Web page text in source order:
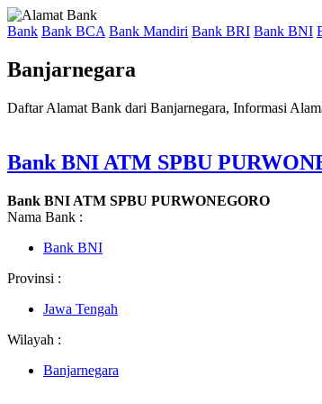
Bank Bank BCA Bank Mandiri Bank BRI Bank BNI
Banjarnegara
Daftar Alamat Bank dari Banjarnegara, Informasi
Bank BNI ATM SPBU
Bank BNI ATM SPBU PURWONEGORO
Nama Bank :
Bank BNI
Provinsi :
Jawa Tengah
Wilayah :
Banjarnegara